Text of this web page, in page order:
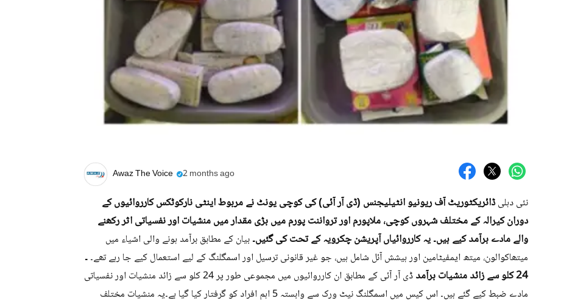
Awaz The Voice 2 months ago
نئی دہلیڈائریکٹوریٹ آف ریونیو انٹیلیجنس (ڈی آر آئی) کی کوچی یونٹ نے مربوط اینٹی نارکوٹکس کارروائیوں کے
دوران کیرالہ کے مختلف شہروں کوچی، ملاپورم اور ترواننت پورم میں بڑی مقدار میں منشیات اور نفسیاتی اثر رکھنے
والے مادے برآمد کیے ہیں۔ یہ کارروائیاں آپریشن چکرویہ کے تحت کی گئیں۔بیان کے مطابق برآمد ہونے والی اشیاء میں
میتھاکوالون، میتھ ایمفیٹامین اور ہیشش آئل شامل ہیں، جو غیر قانونی ترسیل اور اسمگلنگ کے لیے استعمال کیے جا رہے تھے۔۔
24 کلو سے زائد منشیات برآمد
ڈی آر آئی کے مطابق ان کارروائیوں میں مجموعی طور پر 24 کلو سے زائد منشیات اور نفسیاتی
مادے ضبط کیے گئے ہیں۔ اس کیس میں اسمگلنگ نیٹ ورک سے وابستہ 5 اہم افراد کو گرفتار کیا گیا ہے۔یہ منشیات مختلف